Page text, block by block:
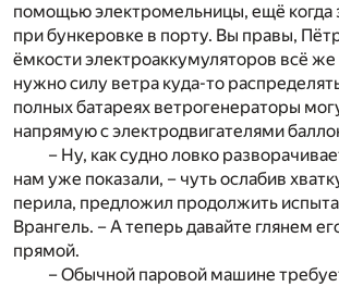
помощью электромельницы, ещё когда
при бункеровке в порту. Вы правы,
ёмкости электроаккумуляторов всё
нужно силу ветра куда-то
полных батареях ветрогенераторы
напрямую с электродвигателями
– Ну, как судно ловко
нам уже показали, – чуть ослабив
перила, предложил продолжить
Врангель. – А теперь давайте глянем
прямой.
– Обычной паровой машине